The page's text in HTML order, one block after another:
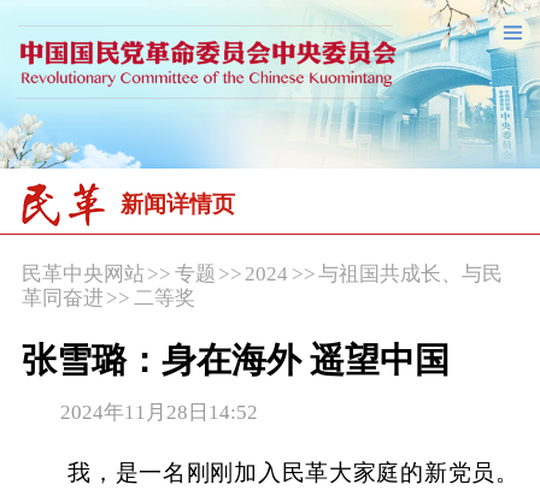
新闻详情页
民革中央网站>> 专题 >>2024 >>与祖国共成长、与民
革同奋进 >> 二等奖
张雪璐：身在海外 遥望中国
2024年11月28日14:52
我，是一名刚刚加入民革大家庭的新党员。